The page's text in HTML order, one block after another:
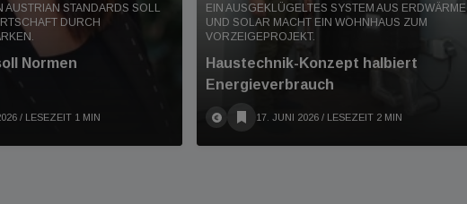
AUSTRIAN STANDARDS SOLL
DURCH
Normen
/ LESEZEIT 1 MIN
EIN AUSGEKLÜGELTES SYSTEM AUS ERDWÄRME
UND SOLAR MACHT EIN WOHNHAUS ZUM
VORZEIGEPROJEKT.
Haustechnik-Konzept halbiert
Energieverbrauch
17. JUNI 2026 / LESEZEIT 2 MIN